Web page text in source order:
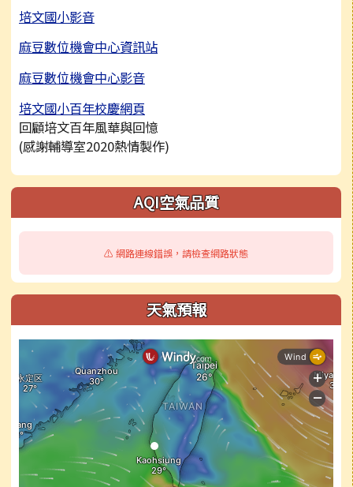
培文國小影音
麻豆數位機會中心資訊站
麻豆數位機會中心影音
培文國小百年校慶網頁
回顧培文百年風華與回憶
(感謝輔導室2020熱情製作)
右邊區域內容 AQI空氣品質
⚠️ 網路連線錯誤，請檢查網路狀態
天氣預報